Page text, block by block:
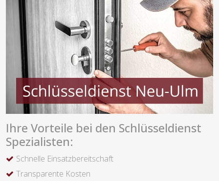
Ihre Vorteile bei den Schlüsseldienst
Spezialisten:
Schnelle Einsatzbereitschaft
Transparente Kosten